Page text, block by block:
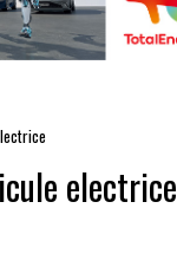
electrice